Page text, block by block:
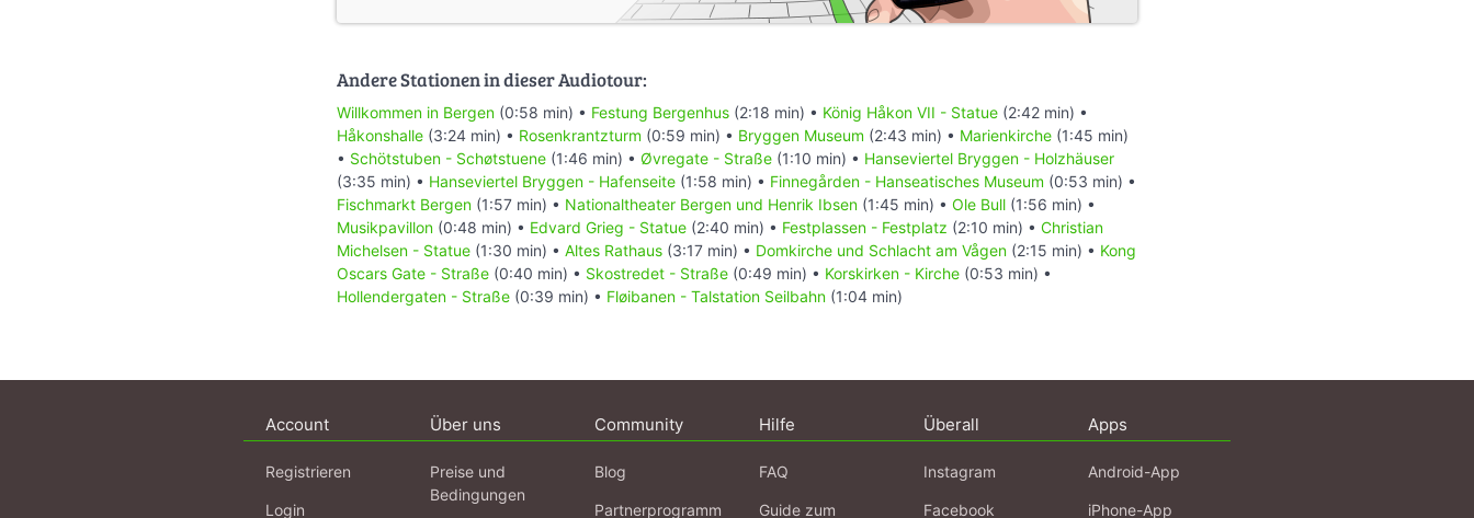
Andere Stationen in dieser Audiotour:
Willkommen in Bergen (0:58 min) • Festung Bergenhus (2:18 min) • König Håkon VII - Statue (2:42 min) •
Håkonshalle (3:24 min) • Rosenkrantzturm (0:59 min) • Bryggen Museum (2:43 min) • Marienkirche (1:45 min)
• Schötstuben - Schøtstuene (1:46 min) • Øvregate - Straße (1:10 min) • Hanseviertel Bryggen - Holzhäuser
(3:35 min) • Hanseviertel Bryggen - Hafenseite (1:58 min) • Finnegården - Hanseatisches Museum (0:53 min) •
Fischmarkt Bergen (1:57 min) • Nationaltheater Bergen und Henrik Ibsen (1:45 min) • Ole Bull (1:56 min) •
Musikpavillon (0:48 min) • Edvard Grieg - Statue (2:40 min) • Festplassen - Festplatz (2:10 min) • Christian
Michelsen - Statue (1:30 min) • Altes Rathaus (3:17 min) • Domkirche und Schlacht am Vågen (2:15 min) • Kong
Oscars Gate - Straße (0:40 min) • Skostredet - Straße (0:49 min) • Korskirken - Kirche (0:53 min) •
Hollendergaten - Straße (0:39 min) • Fløibanen - Talstation Seilbahn (1:04 min)
Account
Registrieren
Login
Über uns
Preise und
Bedingungen
Community
Blog
Partnerprogramm
Hilfe
FAQ
Guide zum
Überall
Instagram
Facebook
Apps
Android-App
iPhone-App